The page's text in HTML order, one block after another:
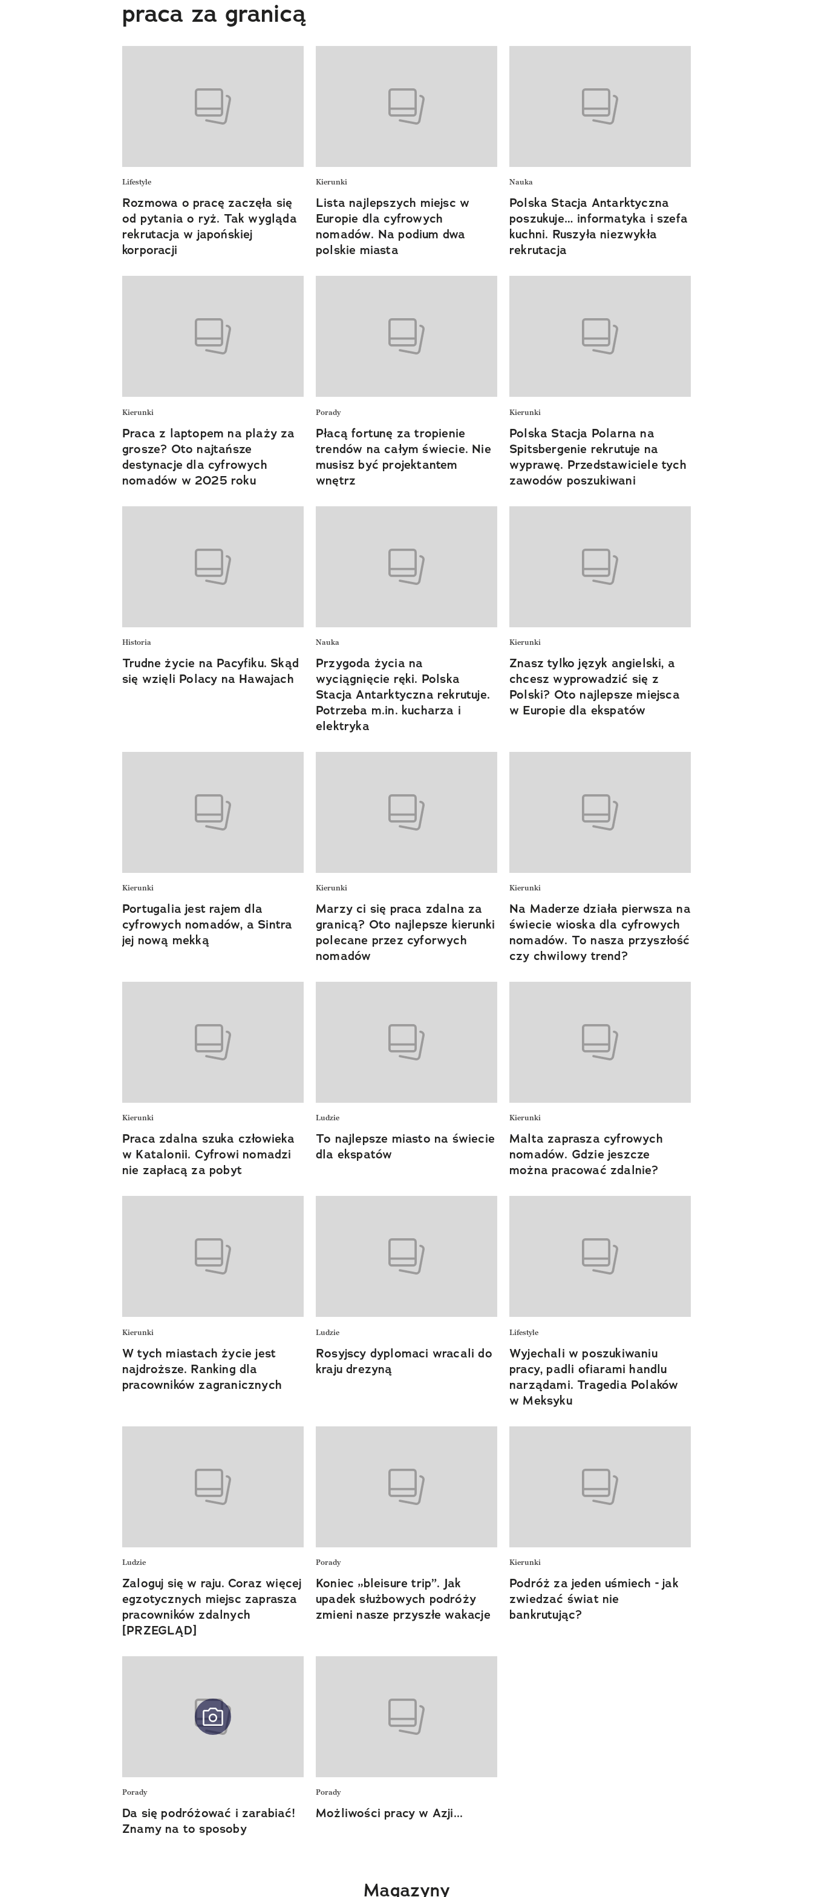
praca za granicą
Lifestyle
Rozmowa o pracę zaczęła się
od pytania o ryż. Tak wygląda
rekrutacja w japońskiej
korporacji
Kierunki
Lista najlepszych miejsc w
Europie dla cyfrowych
nomadów. Na podium dwa
polskie miasta
Nauka
Polska Stacja Antarktyczna
poszukuje… informatyka i szefa
kuchni. Ruszyła niezwykła
rekrutacja
Kierunki
Praca z laptopem na plaży za
grosze? Oto najtańsze
destynacje dla cyfrowych
nomadów w 2025 roku
Porady
Płacą fortunę za tropienie
trendów na całym świecie. Nie
musisz być projektantem
wnętrz
Kierunki
Polska Stacja Polarna na
Spitsbergenie rekrutuje na
wyprawę. Przedstawiciele tych
zawodów poszukiwani
Historia
Trudne życie na Pacyfiku. Skąd
się wzięli Polacy na Hawajach
Nauka
Przygoda życia na
wyciągnięcie ręki. Polska
Stacja Antarktyczna rekrutuje.
Potrzeba m.in. kucharza i
elektryka
Kierunki
Znasz tylko język angielski, a
chcesz wyprowadzić się z
Polski? Oto najlepsze miejsca
w Europie dla ekspatów
Kierunki
Portugalia jest rajem dla
cyfrowych nomadów, a Sintra
jej nową mekką
Kierunki
Marzy ci się praca zdalna za
granicą? Oto najlepsze kierunki
polecane przez cyforwych
nomadów
Kierunki
Na Maderze działa pierwsza na
świecie wioska dla cyfrowych
nomadów. To nasza przyszłość
czy chwilowy trend?
Kierunki
Praca zdalna szuka człowieka
w Katalonii. Cyfrowi nomadzi
nie zapłacą za pobyt
Ludzie
To najlepsze miasto na świecie
dla ekspatów
Kierunki
Malta zaprasza cyfrowych
nomadów. Gdzie jeszcze
można pracować zdalnie?
Kierunki
W tych miastach życie jest
najdroższe. Ranking dla
pracowników zagranicznych
Ludzie
Rosyjscy dyplomaci wracali do
kraju drezyną
Lifestyle
Wyjechali w poszukiwaniu
pracy, padli ofiarami handlu
narządami. Tragedia Polaków
w Meksyku
Ludzie
Zaloguj się w raju. Coraz więcej
egzotycznych miejsc zaprasza
pracowników zdalnych
[PRZEGLĄD]
Porady
Koniec „bleisure trip”. Jak
upadek służbowych podróży
zmieni nasze przyszłe wakacje
Kierunki
Podróż za jeden uśmiech - jak
zwiedzać świat nie
bankrutując?
Porady
Da się podróżować i zarabiać!
Znamy na to sposoby
Porady
Możliwości pracy w Azji...
Magazyny